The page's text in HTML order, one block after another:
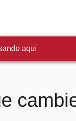
aquí